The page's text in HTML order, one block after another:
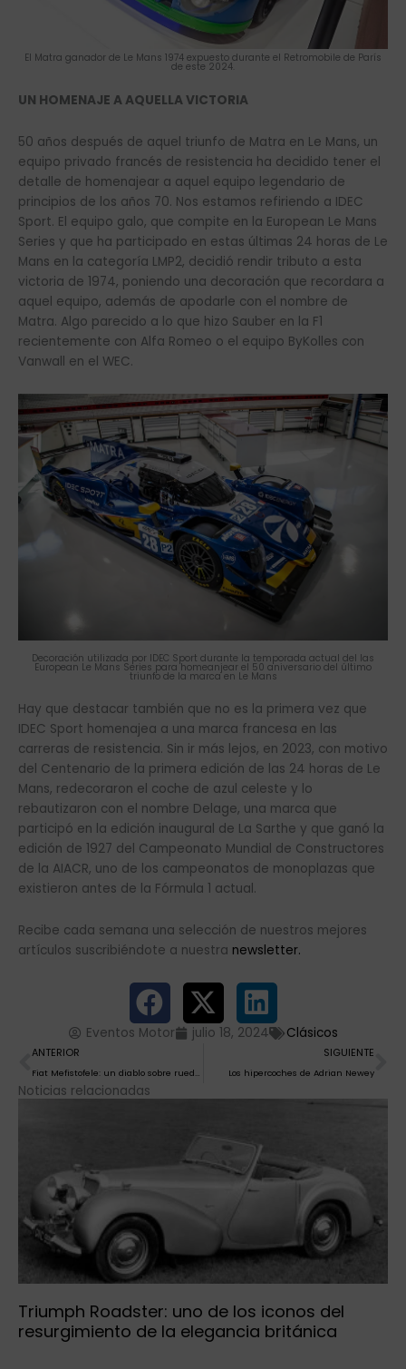
El Matra ganador de Le Mans 1974 expuesto durante el Retromobile de París
de este 2024.
UN HOMENAJE A AQUELLA VICTORIA
50 años después de aquel triunfo de Matra en Le Mans, un
equipo privado francés de resistencia ha decidido tener el
detalle de homenajear a aquel equipo legendario de
principios de los años 70. Nos estamos refiriendo a IDEC
Sport. El equipo galo, que compite en la European Le Mans
Series y que ha participado en estas últimas 24 horas de Le
Mans en la categoría LMP2, decidió rendir tributo a esta
victoria de 1974, poniendo una decoración que recordara a
aquel equipo, además de apodarle con el nombre de
Matra. Algo parecido a lo que hizo Sauber en la F1
recientemente con Alfa Romeo o el equipo ByKolles con
Vanwall en el WEC.
Decoración utilizada por IDEC Sport durante la temporada actual del las
European Le Mans Series para homeanjear el 50 aniversario del último
triunfo de la marca en Le Mans
Hay que destacar también que no es la primera vez que
IDEC Sport homenajea a una marca francesa en las
carreras de resistencia. Sin ir más lejos, en 2023, con motivo
del Centenario de la primera edición de las 24 horas de Le
Mans, redecoraron el coche de azul celeste y lo
rebautizaron con el nombre Delage, una marca que
participó en la edición inaugural de La Sarthe y que ganó la
edición de 1927 del Campeonato Mundial de Constructores
de la AIACR, uno de los campeonatos de monoplazas que
existieron antes de la Fórmula 1 actual.
Recibe cada semana una selección de nuestros mejores
artículos suscribiéndote a nuestra newsletter.
Eventos Motor julio 18, 2024 Clásicos
Ant
ANTERIOR
Fiat Mefistofele: un diablo sobre ruedas
SIGUIENTE
Los hipercoches de Adrian Newey
Noticias relacionadas
Triumph Roadster: uno de los iconos del
resurgimiento de la elegancia británica